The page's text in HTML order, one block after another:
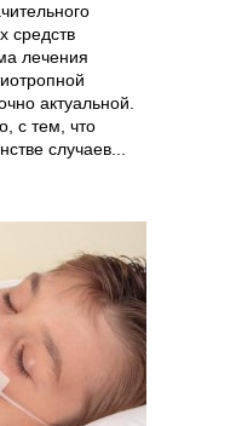
средств
лечения
актуальной.
с тем, что
случаев...